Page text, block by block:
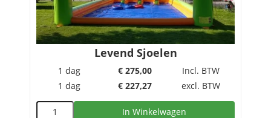
Levend Sjoelen
1 dag € 275,00
Incl. BTW
1 dag
€ 227,27 excl. BTW
In Winkelwagen